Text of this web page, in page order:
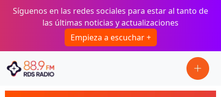
Pasar al contenido principal
Síguenos en las redes sociales para estar al tanto de
las últimas noticias y actualizaciones
Empieza a escuchar +